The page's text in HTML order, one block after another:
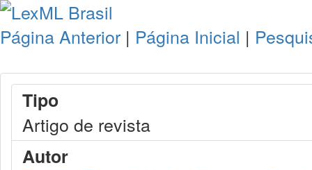
Página Anterior | Página Inicial |
Tipo
Artigo de revista
Autor